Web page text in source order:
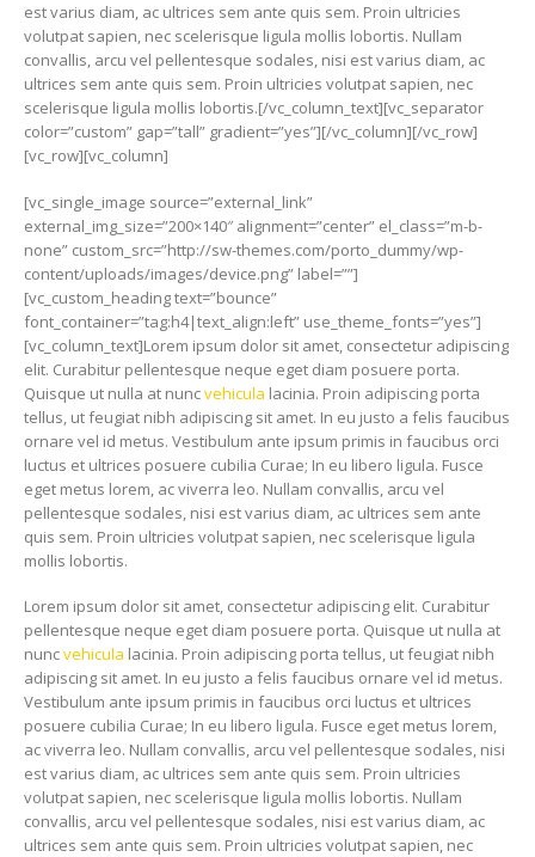
est varius diam, ac ultrices sem ante quis sem. Proin ultricies
volutpat sapien, nec scelerisque ligula mollis lobortis. Nullam
convallis, arcu vel pellentesque sodales, nisi est varius diam, ac
ultrices sem ante quis sem. Proin ultricies volutpat sapien, nec
scelerisque ligula mollis lobortis.[/vc_column_text][vc_separator
color=”custom” gap=”tall” gradient=”yes”][/vc_column][/vc_row]
[vc_row][vc_column]
[vc_single_image source=”external_link”
external_img_size=”200×140″ alignment=”center” el_class=”m-b-
none” custom_src=”http://sw-themes.com/porto_dummy/wp-
content/uploads/images/device.png” label=””]
[vc_custom_heading text=”bounce”
font_container=”tag:h4|text_align:left” use_theme_fonts=”yes”]
[vc_column_text]Lorem ipsum dolor sit amet, consectetur adipiscing
elit. Curabitur pellentesque neque eget diam posuere porta.
Quisque ut nulla at nuncvehicula lacinia. Proin adipiscing porta
tellus, ut feugiat nibh adipiscing sit amet. In eu justo a felis faucibus
ornare vel id metus. Vestibulum ante ipsum primis in faucibus orci
luctus et ultrices posuere cubilia Curae; In eu libero ligula. Fusce
eget metus lorem, ac viverra leo. Nullam convallis, arcu vel
pellentesque sodales, nisi est varius diam, ac ultrices sem ante
quis sem. Proin ultricies volutpat sapien, nec scelerisque ligula
mollis lobortis.
Lorem ipsum dolor sit amet, consectetur adipiscing elit. Curabitur
pellentesque neque eget diam posuere porta. Quisque ut nulla at
nuncvehicula lacinia. Proin adipiscing porta tellus, ut feugiat nibh
adipiscing sit amet. In eu justo a felis faucibus ornare vel id metus.
Vestibulum ante ipsum primis in faucibus orci luctus et ultrices
posuere cubilia Curae; In eu libero ligula. Fusce eget metus lorem,
ac viverra leo. Nullam convallis, arcu vel pellentesque sodales, nisi
est varius diam, ac ultrices sem ante quis sem. Proin ultricies
volutpat sapien, nec scelerisque ligula mollis lobortis. Nullam
convallis, arcu vel pellentesque sodales, nisi est varius diam, ac
ultrices sem ante quis sem. Proin ultricies volutpat sapien, nec